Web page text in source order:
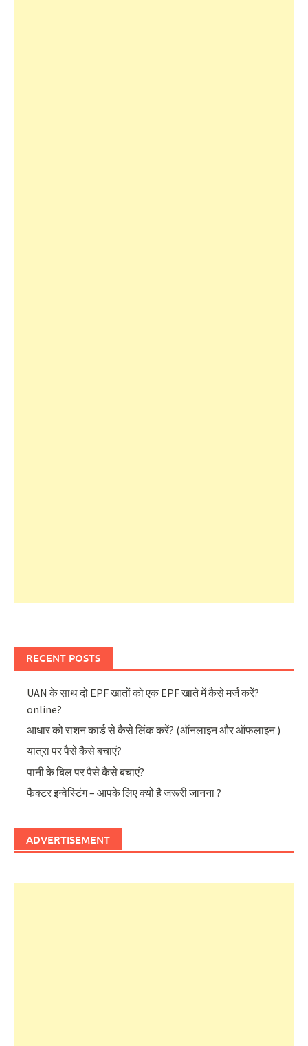
RECENT POSTS
UAN के साथ दो EPF खातों को एक EPF खाते में कैसे मर्ज करें?
online?
आधार को राशन कार्ड से कैसे लिंक करें? (ऑनलाइन और ऑफलाइन )
यात्रा पर पैसे कैसे बचाएं?
पानी के बिल पर पैसे कैसे बचाएं?
फैक्टर इन्वेस्टिंग – आपके लिए क्यों है जरूरी जानना ?
ADVERTISEMENT